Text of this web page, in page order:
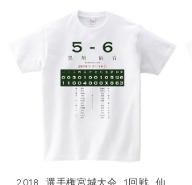
2018_選手権宮城大会_1回戦_仙